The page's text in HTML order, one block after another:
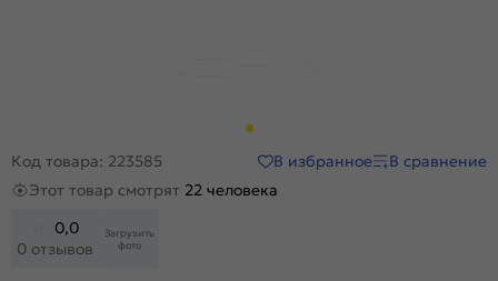
Код товара: 223585 В избранное
В сравнение
Этот товар смотрят 22 человека
0,0
0 отзывов
Загрузить
фото